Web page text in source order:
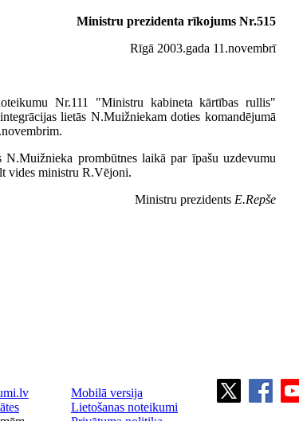
Ministru prezidenta rīkojums Nr.515
Rīgā 2003.gada 11.novembrī
Nr.111 "Ministru kabineta kārtības rullis"
lietās N.Muižniekam doties komandējumā
N.Muižnieka prombūtnes laikā par īpašu uzdevumu
vides ministru R.Vējoni.
Ministru prezidents E.Repše
Mobilā versija
Lietošanas noteikumi